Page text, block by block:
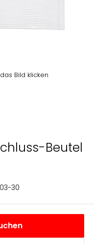
Bild klicken
Beutel
30